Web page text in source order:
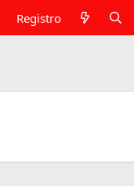
Registro